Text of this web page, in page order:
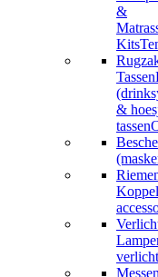
&
Kits
Tassen
&
tassen